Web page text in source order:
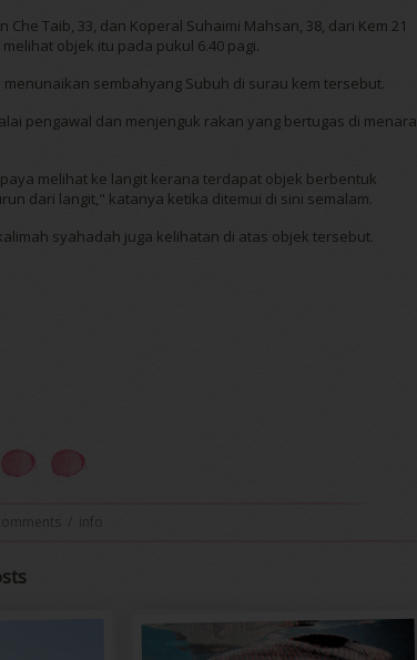
Taib, 33, dan Koperal Suhaimi Mahsan, 38, dari Kem 21
objek itu pada pukul 6.40 pagi.
sembahyang Subuh di surau kem tersebut.
pengawal dan menjenguk rakan yang bertugas di menara
melihat ke langit kerana terdapat objek berbentuk
dari langit," katanya ketika ditemui di sini semalam.
syahadah juga kelihatan di atas objek tersebut.